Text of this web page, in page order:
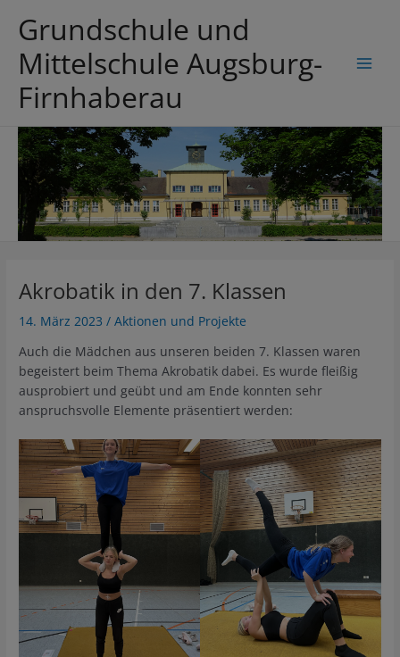
InhaltGrundschule und
Mittelschule Augsburg-
Firnhaberau
Akrobatik in den 7. Klassen
14. März 2023/Aktionen und Projekte
Auch die Mädchen aus unseren beiden 7. Klassen waren
begeistert beim Thema Akrobatik dabei. Es wurde fleißig
ausprobiert und geübt und am Ende konnten sehr
anspruchsvolle Elemente präsentiert werden: